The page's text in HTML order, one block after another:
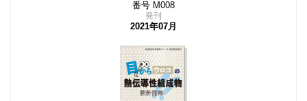
番号 M008
発刊
2021年07月